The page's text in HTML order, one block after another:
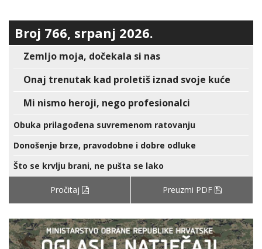
Broj 766, srpanj 2026.
Zemljo moja, dočekala si nas
Onaj trenutak kad proletiš iznad svoje kuće
Mi nismo heroji, nego profesionalci
Obuka prilagođena suvremenom ratovanju
Donošenje brze, pravodobne i dobre odluke
Što se krvlju brani, ne pušta se lako
Pročitaj Preuzmi PDF